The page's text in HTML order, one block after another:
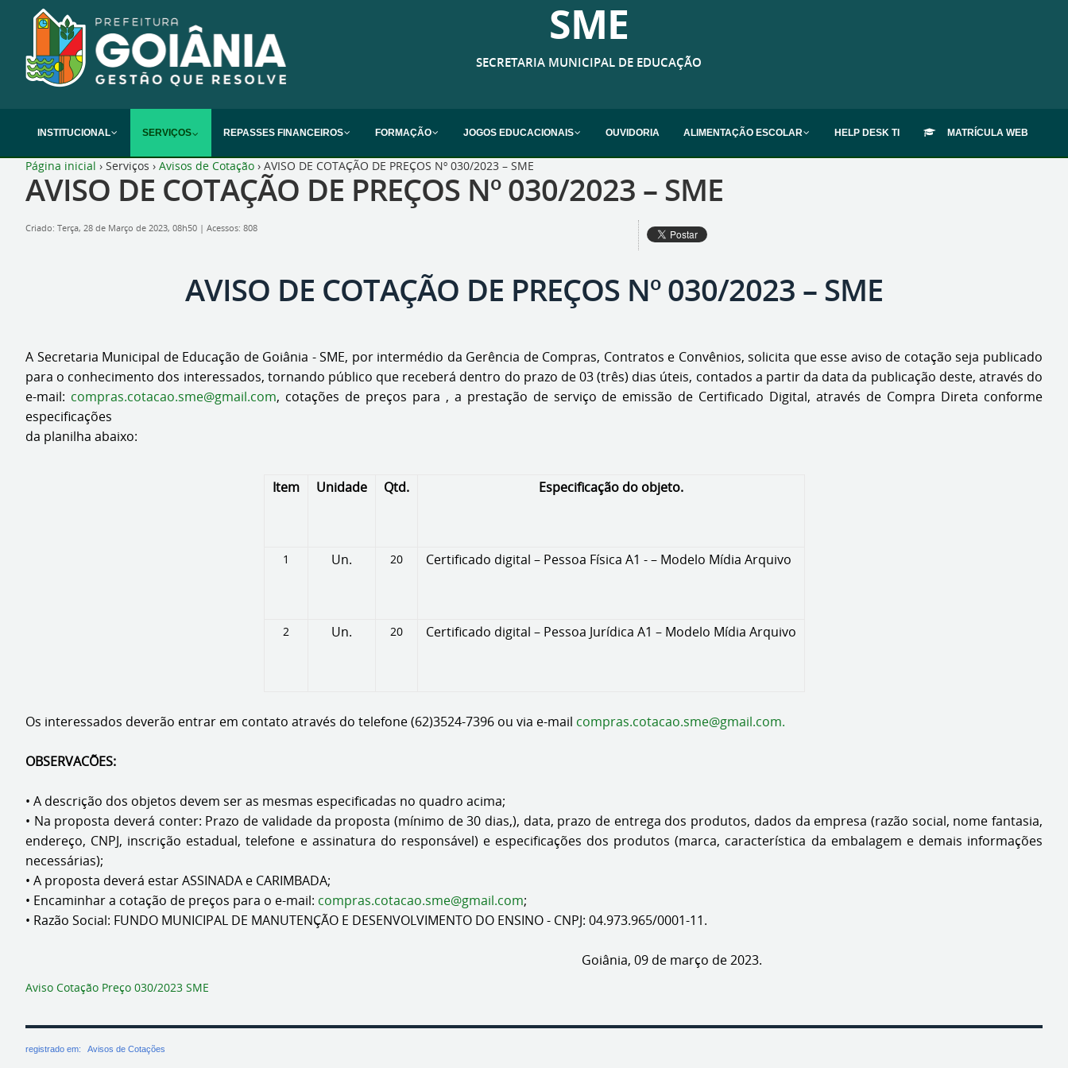
SME
SECRETARIA MUNICIPAL DE EDUCAÇÃO
INSTITUCIONAL SERVIÇOS REPASSES FINANCEIROS FORMAÇÃO JOGOS EDUCACIONAIS OUVIDORIA ALIMENTAÇÃO ESCOLAR HELP DESK TI MATRÍCULA WEB
Página inicial › Serviços › Avisos de Cotação › AVISO DE COTAÇÃO DE PREÇOS Nº 030/2023 – SME
AVISO DE COTAÇÃO DE PREÇOS Nº 030/2023 – SME
Criado: Terça, 28 de Março de 2023, 08h50 | Acessos: 808
AVISO DE COTAÇÃO DE PREÇOS Nº 030/2023 – SME
A Secretaria Municipal de Educação de Goiânia - SME, por intermédio da Gerência de Compras, Contratos e Convênios, solicita que esse aviso de cotação seja publicado
para o conhecimento dos interessados, tornando público que receberá dentro do prazo de 03 (três) dias úteis, contados a partir da data da publicação deste, através do
e-mail: compras.cotacao.sme@gmail.com, cotações de preços para , a prestação de serviço de emissão de Certificado Digital, através de Compra Direta conforme
especificações
da planilha abaixo:
Item Unidade Qtd. Especificação do objeto.
1 Un. 20 Certificado digital – Pessoa Física A1 - – Modelo Mídia Arquivo
2 Un. 20 Certificado digital – Pessoa Jurídica A1 – Modelo Mídia Arquivo
Os interessados deverão entrar em contato através do telefone (62)3524-7396 ou via e-mail compras.cotacao.sme@gmail.com.
OBSERVACÕES:
• A descrição dos objetos devem ser as mesmas especificadas no quadro acima;
• Na proposta deverá conter: Prazo de validade da proposta (mínimo de 30 dias,), data, prazo de entrega dos produtos, dados da empresa (razão social, nome fantasia,
endereço, CNPJ, inscrição estadual, telefone e assinatura do responsável) e especificações dos produtos (marca, característica da embalagem e demais informações
necessárias);
• A proposta deverá estar ASSINADA e CARIMBADA;
• Encaminhar a cotação de preços para o e-mail: compras.cotacao.sme@gmail.com;
• Razão Social: FUNDO MUNICIPAL DE MANUTENÇÃO E DESENVOLVIMENTO DO ENSINO - CNPJ: 04.973.965/0001-11.
Goiânia, 09 de março de 2023.
Aviso Cotação Preço 030/2023 SME
registrado em: Avisos de Cotações